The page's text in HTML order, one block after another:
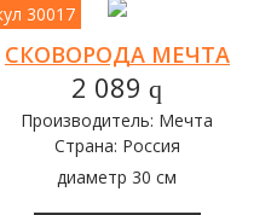
30017
СКОВОРОДА МЕЧТА
2 089q
Производитель: Мечта
Страна: Россия
диаметр 30 см